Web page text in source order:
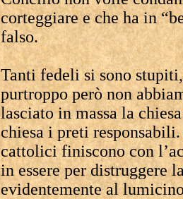
corteggiare e che ha in
falso.
Tanti fedeli si sono
purtroppo però non
lasciato in massa la
chiesa i preti
cattolici finiscono con
in essere per
evidentemente al